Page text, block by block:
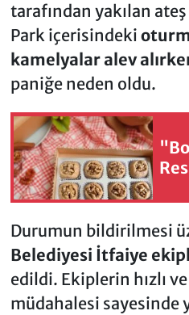
tarafından yakılan
Park içerisindeki
kamelyalar alev
paniğe neden oldu.
Durumun bildirilmesi
Belediyesi İtfaiye
edildi. Ekiplerin hızlı
müdahalesi sayesinde